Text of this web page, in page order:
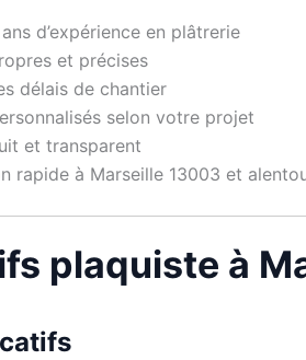
d’expérience en plâtrerie
et précises
délais de chantier
selon votre projet
et transparent
rapide à Marseille 13003 et
plaquiste à